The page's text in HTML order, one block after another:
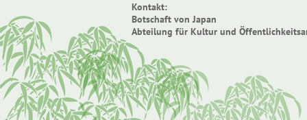
Kontakt:
Botschaft von Japan
Abteilung für Kultur und